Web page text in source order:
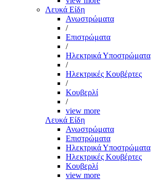
Λευκά Είδη
Ανωστρώματα
/
Επιστρώματα
/
Ηλεκτρικά Υποστρώματα
/
Ηλεκτρικές Κουβέρτες
/
Κουβερλί
/
view more
Λευκά Είδη
Ανωστρώματα
Επιστρώματα
Ηλεκτρικά Υποστρώματα
Ηλεκτρικές Κουβέρτες
Κουβερλί
view more